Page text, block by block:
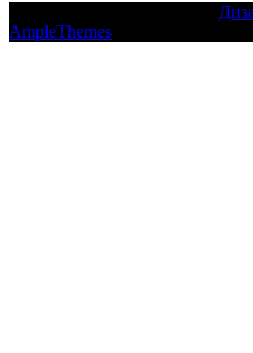
AmpleThemes